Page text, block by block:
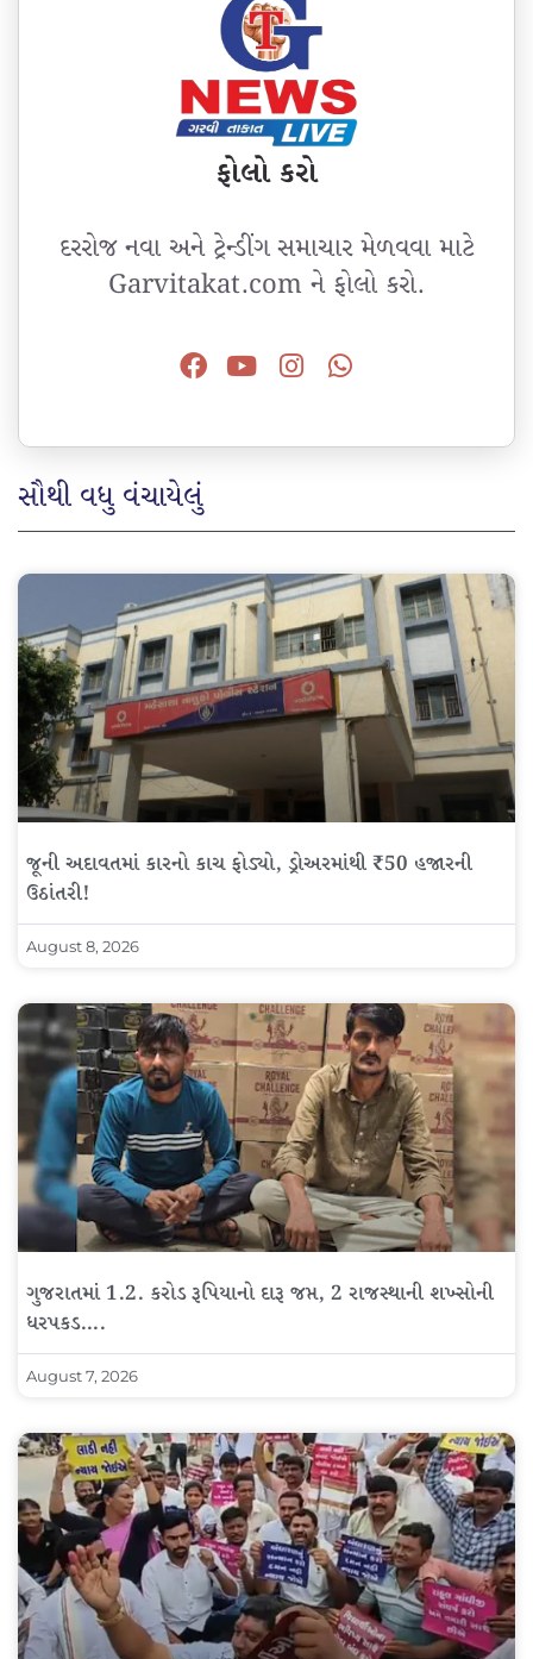
ફોલો કરો
દરરોજ નવા અને ટ્રેન્ડીંગ સમાચાર મેળવવા માટે
Garvitakat.com ને ફોલો કરો.
સૌથી વધુ વંચાયેલું
જૂની અદાવતમાં કારનો કાચ ફોડ્યો, ડ્રોઅરમાંથી ₹50 હજારની
ઉઠાંતરી!
August 8, 2026
ગુજરાતમાં 1.2. કરોડ રૂપિયાનો દારૂ જપ્ત, 2 રાજસ્થાની શખ્સોની
ધરપકડ….
August 7, 2026